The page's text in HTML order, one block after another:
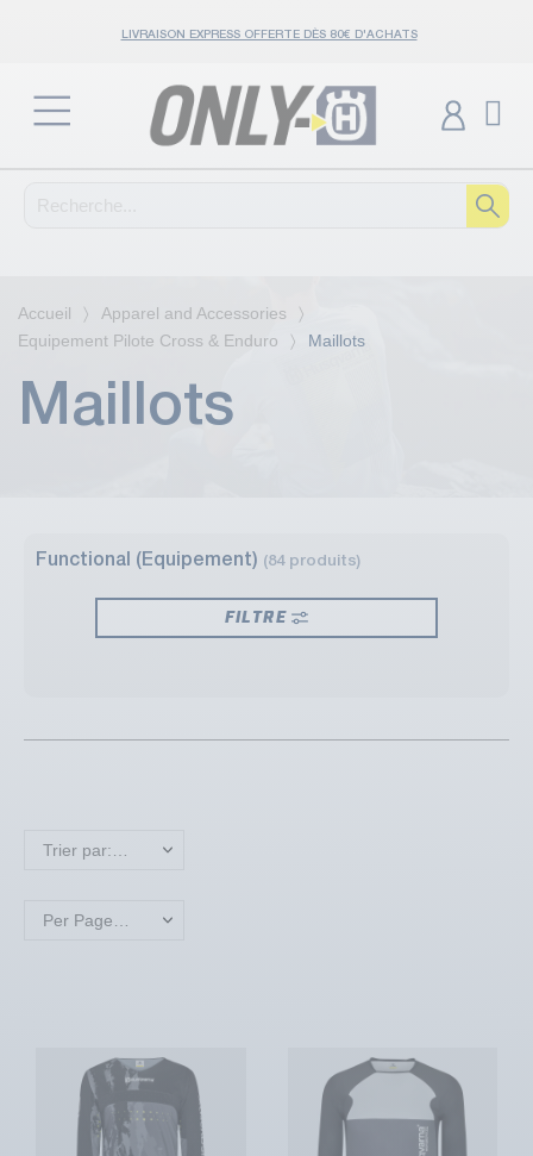
LIVRAISON EXPRESS OFFERTE DÈS 80€ D'ACHATS
Accueil
Apparel and Accessories
Equipement Pilote Cross & Enduro
Maillots
Maillots
Functional (Equipement) (84 produits)
FILTRE